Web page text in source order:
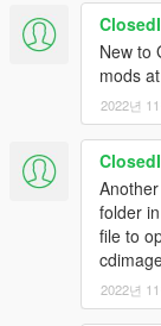
New to
mods
2022년
folder
file to
2022년